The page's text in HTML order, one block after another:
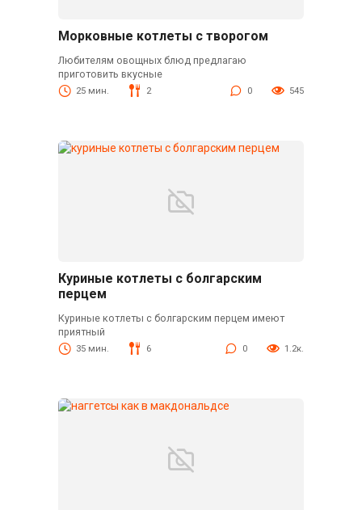
Морковные котлеты с творогом
Любителям овощных блюд предлагаю
приготовить вкусные
25 мин. 2 0 545
Куриные котлеты с болгарским
перцем
Куриные котлеты с болгарским перцем имеют
приятный
35 мин. 6 0 1.2к.